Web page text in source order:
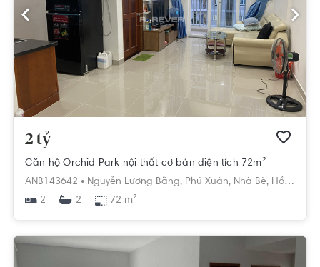
2 tỷ
Căn hộ Orchid Park nội thất cơ bản diện tích 72m²
ANB143642 • Nguyễn Lương Bằng, Phú Xuân, Nhà Bè, Hồ Chí Minh
2
2 72 m²